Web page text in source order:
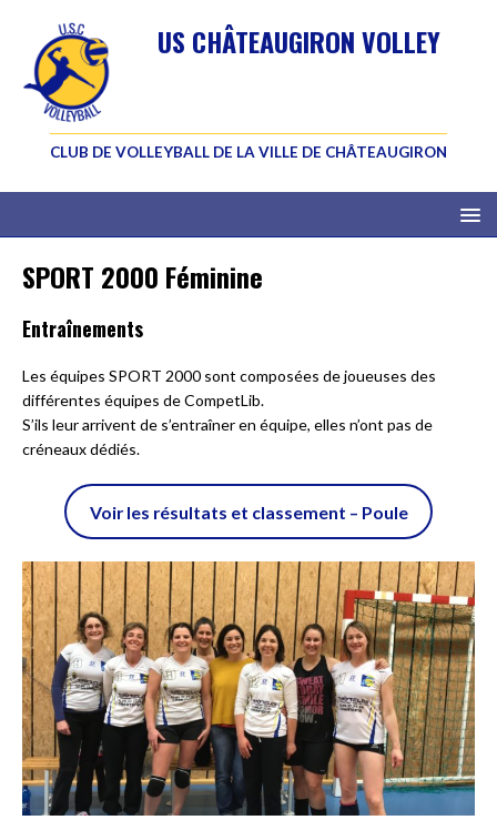
US CHÂTEAUGIRON VOLLEY
CLUB DE VOLLEYBALL DE LA VILLE DE CHÂTEAUGIRON
SPORT 2000 Féminine
Entraînements
Les équipes SPORT 2000 sont composées de joueuses des
différentes équipes de CompetLib.
S’ils leur arrivent de s’entraîner en équipe, elles n’ont pas de
créneaux dédiés.
Voir les résultats et classement – Poule